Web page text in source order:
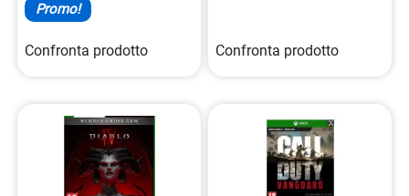
Promo!
Confronta prodotto Confronta prodotto